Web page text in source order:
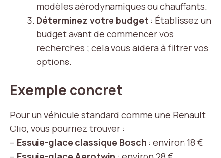
modèles aérodynamiques ou chauffants.
Déterminez votre budget : Établissez un
budget avant de commencer vos
recherches ; cela vous aidera à filtrer vos
options.
Exemple concret
Pour un véhicule standard comme une Renault
Clio, vous pourriez trouver :
– Essuie-glace classique Bosch : environ 18 €